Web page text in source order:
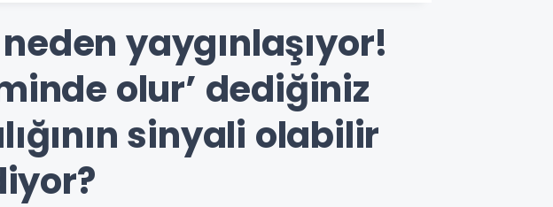
yaygınlaşıyor!
olur’ dediğiniz
sinyali olabilir